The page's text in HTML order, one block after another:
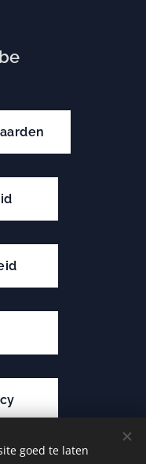
goed te laten